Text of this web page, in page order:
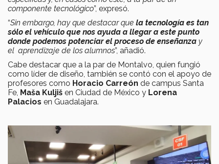
componente tecnológico”, expresó.
“Sin embargo, hay que destacar que la tecnología es tan
sólo el vehículo que nos ayuda a llegar a este punto
donde podemos potenciar el proceso de enseñanza y
el aprendizaje de los alumnos”, añadió.
Cabe destacar que a la par de Montalvo, quien fungió
como líder de diseño, también se contó con el apoyo de
profesores como Horacio Carreón de campus Santa
Fe, Maša Kuljiš en Ciudad de México y Lorena
Palacios en Guadalajara.